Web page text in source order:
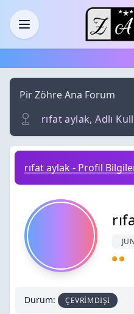
Skip to main content
Menü
Pir Zöhre Ana Forum
rıfat aylak, Adlı
rıfat aylak - Profil
Durum: ÇEVRIMDIŞI